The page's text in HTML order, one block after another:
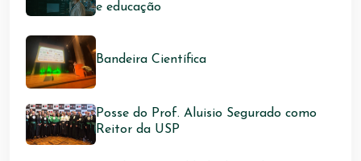
e educação
Bandeira Científica
Posse do Prof. Aluisio Segurado como
Reitor da USP